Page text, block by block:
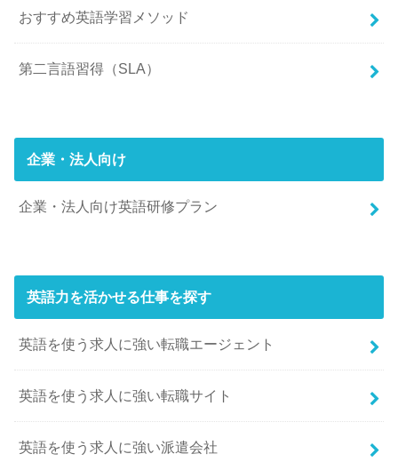
おすすめ英語学習メソッド
第二言語習得（SLA）
企業・法人向け
企業・法人向け英語研修プラン
英語力を活かせる仕事を探す
英語を使う求人に強い転職エージェント
英語を使う求人に強い転職サイト
英語を使う求人に強い派遣会社